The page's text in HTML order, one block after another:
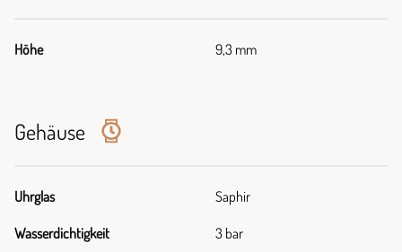
Höhe 9,3 mm
Gehäuse
Uhrglas Saphir
Wasserdichtigkeit 3 bar